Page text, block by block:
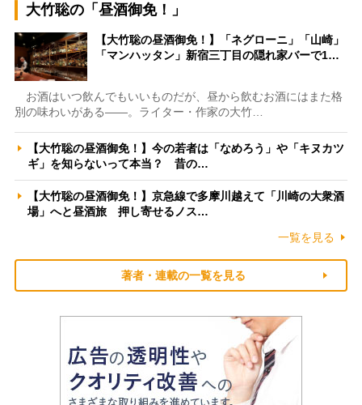
大竹聡の「昼酒御免！」
【大竹聡の昼酒御免！】「ネグローニ」「山崎」
「マンハッタン」新宿三丁目の隠れ家バーで1…
お酒はいつ飲んでもいいものだが、昼から飲むお酒にはまた格
別の味わいがある――。ライター・作家の大竹…
【大竹聡の昼酒御免！】今の若者は「なめろう」や「キヌカツ
ギ」を知らないって本当？ 昔の…
【大竹聡の昼酒御免！】京急線で多摩川越えて「川崎の大衆酒
場」へと昼酒旅 押し寄せるノス…
一覧を見る
著者・連載の一覧を見る